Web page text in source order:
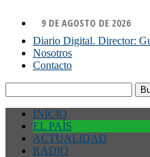
9 DE AGOSTO DE 2026
Diario Digital. Director:
Nosotros
Contacto
INICIO
EL PAÍS
ACTUALIDAD
RADIO